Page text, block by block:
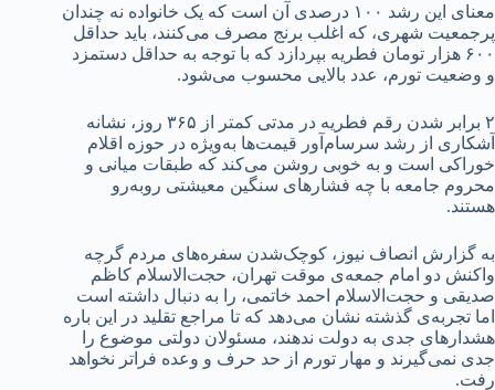
معنای این رشد ۱۰۰ درصدی آن است که یک خانواده نه چندان
پرجمعیت شهری، که اغلب برنج مصرف می‌کنند، باید حداقل
۶۰۰ هزار تومان فطریه بپردازد که با توجه به حداقل دستمزد
و وضعیت تورم، عدد بالایی محسوب می‌شود.
۲ برابر شدن رقم فطریه در مدتی کمتر از ۳۶۵ روز، نشانه
آشکاری از رشد سرسام‌آور قیمت‌ها به‌ویژه در حوزه اقلام
خوراکی است و به خوبی روشن می‌کند که طبقات میانی و
محروم جامعه با چه فشارهای سنگین معیشتی روبه‌رو
هستند.
به گزارش انصاف نیوز، کوچک‌شدن سفره‌های مردم گرچه
واکنش دو امام جمعه‌ی موقت تهران، حجت‌الاسلام کاظم
صدیقی و حجت‌الاسلام احمد خاتمی، را به دنبال داشته است
اما تجربه‌ی گذشته نشان می‌دهد که تا مراجع تقلید در این باره
هشدارهای جدی به دولت ندهند، مسئولان دولتی موضوع را
جدی نمی‌گیرند و مهار تورم از حد حرف و وعده فراتر نخواهد
رفت.